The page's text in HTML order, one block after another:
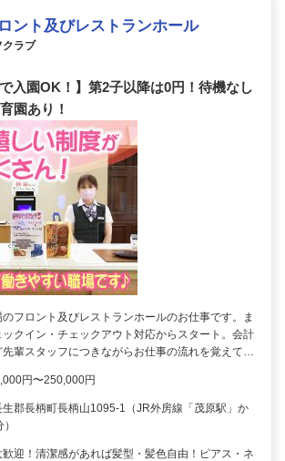
ント及びレストランホール
クラブ
で入園OK！】第2子以降は0円！待機なし
園あり！
のフロント及びレストランホールのお仕事です。ま
ックイン・チェックアウト対応からスタート。会計
輩スタッフにつきながらお仕事の流れを覚えて…
円〜250,000円
生郡長柄町長柄山1095-1（JR外房線「茂原駅」か
迎！清潔感があれば髪型・髪色自由！ピアス・ネ